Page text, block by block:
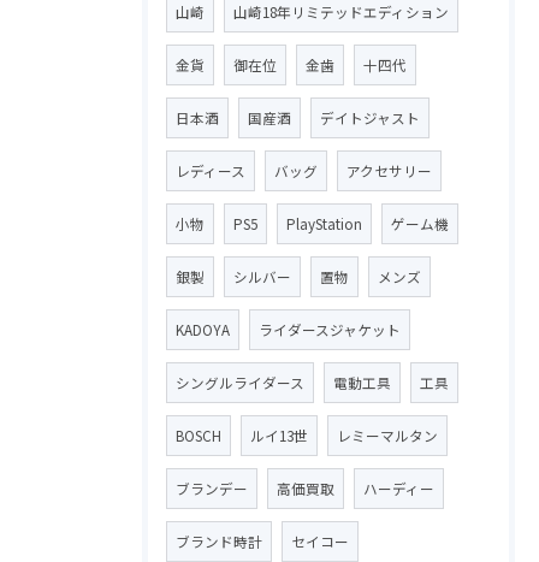
山崎 山崎18年リミテッドエディション
金貨 御在位 金歯 十四代
日本酒 国産酒 デイトジャスト
レディース バッグ アクセサリー
小物 PS5 PlayStation ゲーム機
銀製 シルバー 置物 メンズ
KADOYA ライダースジャケット
シングルライダース 電動工具 工具
BOSCH ルイ13世 レミーマルタン
ブランデー 高価買取 ハーディー
ブランド時計 セイコー